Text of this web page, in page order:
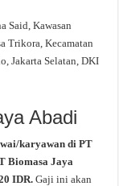
Said, Kawasan
Trikora, Kecamatan
Jakarta Selatan, DKI
Abadi
karyawan di PT
Biomasa Jaya
IDR. Gaji ini akan